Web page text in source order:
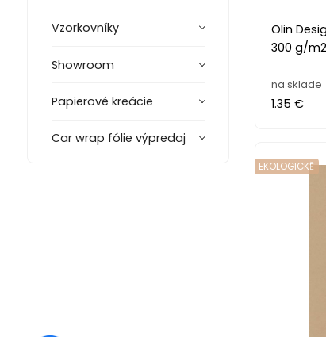
Vzorkovníky
Showroom
Papierové kreácie
Car wrap fólie výpredaj
Olin
300 g/m2
na sklade
1.35 €
EKOLOGICKĚ